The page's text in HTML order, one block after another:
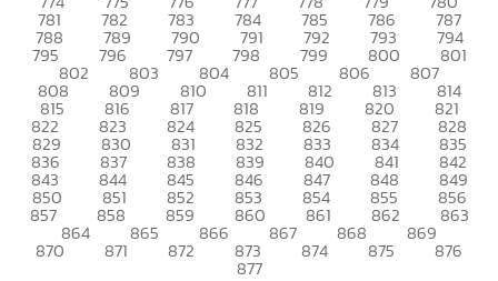
781 782 783 784 785 786 787
788 789 790 791 792 793 794
795 796 797 798 799 800 801
802 803 804 805 806 807
808 809 810 811 812 813 814
815 816 817 818 819 820 821
822 823 824 825 826 827 828
829 830 831 832 833 834 835
836 837 838 839 840 841 842
843 844 845 846 847 848 849
850 851 852 853 854 855 856
857 858 859 860 861 862 863
864 865 866 867 868 869
870 871 872 873 874 875 876
877